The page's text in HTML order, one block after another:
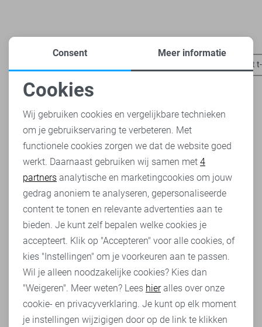
Heb je dit al eens bekeken?
Object
Noodzakelijke cookies
Personalisatie cookies
Analytische cookies
Marketing cookies
Consent Meer informatie
Cookies
Wij gebruiken cookies en vergelijkbare technieken
om je gebruikservaring te verbeteren. Met
functionele cookies zorgen we dat de website goed
werkt. Daarnaast gebruiken wij samen met 4
partners analytische en marketingcookies om jouw
gedrag anoniem te analyseren, gepersonaliseerde
content te tonen en relevante advertenties aan te
bieden. Je kunt zelf bepalen welke cookies je
accepteert. Klik op "Accepteren" voor alle cookies, of
kies "Instellingen" om je voorkeuren aan te passen.
Wil je alleen noodzakelijke cookies? Kies dan
"Weigeren". Meer weten? Lees hieralles over onze
cookie- en privacyverklaring. Je kunt op elk moment
je instellingen wijzigigen door op de link te klikken